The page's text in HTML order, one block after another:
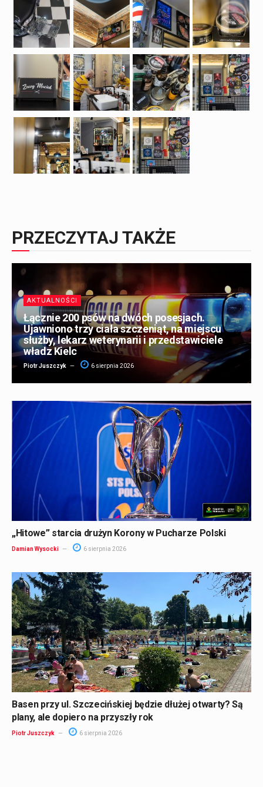
PRZECZYTAJ TAKŻE
AKTUALNOŚCI
Łącznie 200 psów na dwóch posesjach.
Ujawniono trzy ciała szczeniąt, na miejscu
służby, lekarz weterynarii i przedstawiciele
władz Kielc
Piotr Juszczyk 6 sierpnia 2026
„Hitowe” starcia drużyn Korony w Pucharze Polski
Damian Wysocki 6 sierpnia 2026
Basen przy ul. Szczecińskiej będzie dłużej otwarty? Są
plany, ale dopiero na przyszły rok
Piotr Juszczyk 6 sierpnia 2026